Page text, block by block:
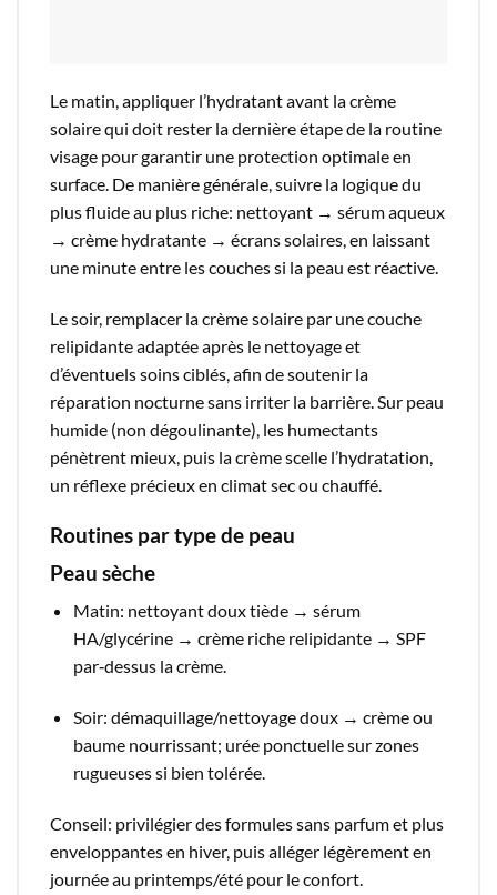
Le matin, appliquer l’hydratant avant la crème
solaire qui doit rester la dernière étape de la routine
visage pour garantir une protection optimale en
surface. De manière générale, suivre la logique du
plus fluide au plus riche: nettoyant → sérum aqueux
→ crème hydratante → écrans solaires, en laissant
une minute entre les couches si la peau est réactive.​
Le soir, remplacer la crème solaire par une couche
relipidante adaptée après le nettoyage et
d’éventuels soins ciblés, afin de soutenir la
réparation nocturne sans irriter la barrière. Sur peau
humide (non dégoulinante), les humectants
pénètrent mieux, puis la crème scelle l’hydratation,
un réflexe précieux en climat sec ou chauffé.​
Routines par type de peau
Peau sèche
Matin: nettoyant doux tiède → sérum
HA/glycérine → crème riche relipidante → SPF
par‑dessus la crème.​
Soir: démaquillage/nettoyage doux → crème ou
baume nourrissant; urée ponctuelle sur zones
rugueuses si bien tolérée.​
Conseil: privilégier des formules sans parfum et plus
enveloppantes en hiver, puis alléger légèrement en
journée au printemps/été pour le confort.​